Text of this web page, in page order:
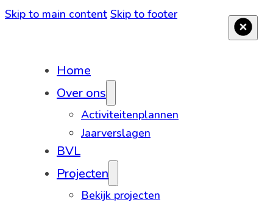
Skip to main content Skip to footer
Home
Over ons
Activiteitenplannen
Jaarverslagen
BVL
Projecten
Bekijk projecten